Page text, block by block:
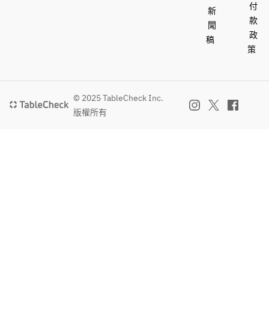
新
聞
稿
付
款
政
策
© 2025 TableCheck Inc.
版權所有